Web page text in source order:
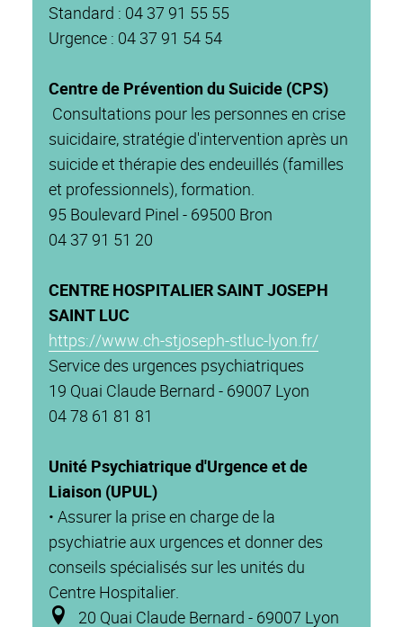
Standard : 04 37 91 55 55
Urgence : 04 37 91 54 54
Centre de Prévention du Suicide (CPS)
Consultations pour les personnes en crise
suicidaire, stratégie d'intervention après un
suicide et thérapie des endeuillés (familles
et professionnels), formation.
95 Boulevard Pinel - 69500 Bron
04 37 91 51 20
CENTRE HOSPITALIER SAINT JOSEPH
SAINT LUC
https://www.ch-stjoseph-stluc-lyon.fr/
Service des urgences psychiatriques
19 Quai Claude Bernard - 69007 Lyon
04 78 61 81 81
Unité Psychiatrique d'Urgence et de
Liaison (UPUL)
• Assurer la prise en charge de la
psychiatrie aux urgences et donner des
conseils spécialisés sur les unités du
Centre Hospitalier.
20 Quai Claude Bernard - 69007 Lyon